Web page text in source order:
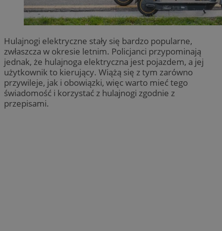
Hulajnogi elektryczne stały się bardzo popularne,
zwłaszcza w okresie letnim. Policjanci przypominają
jednak, że hulajnoga elektryczna jest pojazdem, a jej
użytkownik to kierujący. Wiążą się z tym zarówno
przywileje, jak i obowiązki, więc warto mieć tego
świadomość i korzystać z hulajnogi zgodnie z
przepisami.